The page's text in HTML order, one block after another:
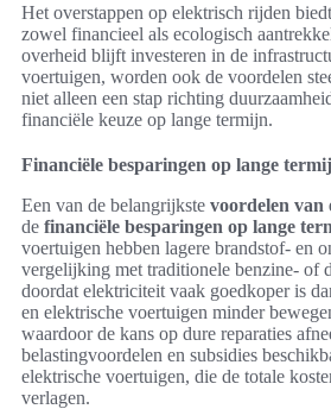
Het overstappen op elektrisch rijden
zowel financieel als ecologisch
overheid blijft investeren in de
voertuigen, worden ook de voordelen
niet alleen een stap richting
financiële keuze op lange termijn.
Financiële besparingen op lange
Een van de belangrijkste voordelen
de financiële besparingen op lange
voertuigen hebben lagere brandstof- en
vergelijking met traditionele benzine- of
doordat elektriciteit vaak goedkoper is
en elektrische voertuigen minder
waardoor de kans op dure reparaties
belastingvoordelen en subsidies
elektrische voertuigen, die de totale
verlagen.